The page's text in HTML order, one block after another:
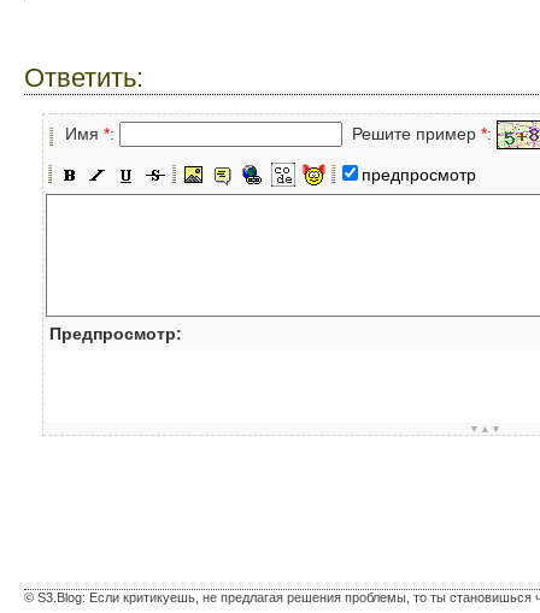
Ответить:
Имя *: Решите пример *:
предпросмотр
Предпросмотр:
▼▲▼
© S3.Blog: Если критикуешь, не предлагая решения проблемы, то ты становишься